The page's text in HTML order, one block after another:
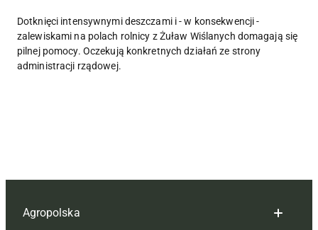
Dotknięci intensywnymi deszczami i - w konsekwencji -
zalewiskami na polach rolnicy z Żuław Wiślanych domagają się
pilnej pomocy. Oczekują konkretnych działań ze strony
administracji rządowej.
Agropolska